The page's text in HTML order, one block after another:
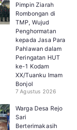
Pimpin Ziarah
Rombongan di
TMP, Wujud
Penghormatan
kepada Jasa Para
Pahlawan dalam
Peringatan HUT
ke-1 Kodam
XX/Tuanku Imam
Bonjol
7 Agustus 2026
Warga Desa Rejo
Sari
Berterimakasih